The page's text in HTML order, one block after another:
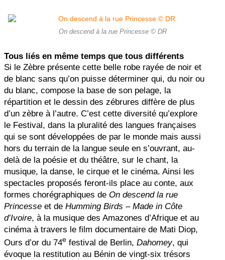
On descend à la rue Princesse © DR
Tous liés en même temps que tous différents
Si le Zèbre présente cette belle robe rayée de noir et
de blanc sans qu’on puisse déterminer qui, du noir ou
du blanc, compose la base de son pelage, la
répartition et le dessin des zébrures diffère de plus
d’un zèbre à l’autre. C’est cette diversité qu’explore
le Festival, dans la pluralité des langues françaises
qui se sont développées de par le monde mais aussi
hors du terrain de la langue seule en s’ouvrant, au-
delà de la poésie et du théâtre, sur le chant, la
musique, la danse, le cirque et le cinéma. Ainsi les
spectacles proposés feront-ils place au conte, aux
formes chorégraphiques de On descend la rue
Princesse et de Humming Birds – Made in Côte
d’Ivoire, à la musique des Amazones d’Afrique et au
cinéma à travers le film documentaire de Mati Diop,
Ours d’or du 74e festival de Berlin, Dahomey, qui
évoque la restitution au Bénin de vingt-six trésors